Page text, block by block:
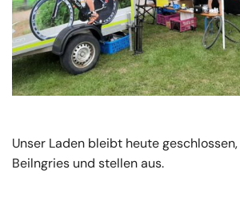
Unser Laden bleibt heute
Beilngries und stellen aus.